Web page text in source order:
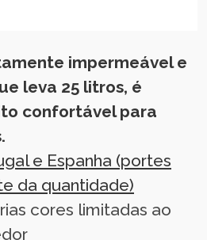
impermeável e
leva 25 litros, é
confortável para
e Espanha (portes
da quantidade)
cores limitadas ao